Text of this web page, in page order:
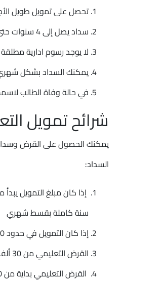
تحصل على تمويل طويل الأجل يصل إلى
سداد يصل إلى 4 سنوات حتى بعد التخرج
لا يوجد رسوم ادارية مطلقة
يمكنك السداد بشكل
في حالة وفاة الطالب
شرائح تمويل
السداد:
سنة كاملة بقسط شهري
إذا كان التمويل في حدود 10 آلاف حتى 30 ألف ريال يمكنك السداد حتى 24 شهر
القرض التعليمي من 30 ألف ريال حتى 50 ألف ريال تكون فترة السداد خلال 36 شهر
القرض التعليمي بداية من 50 ألف ريال حتى 100 ألف ريال سعودي تكون فترة السداد حتى 48 شهر